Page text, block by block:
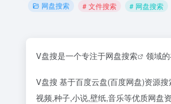
网盘搜索 # 文件搜索 # 网盘搜索
V盘搜是一个专注于网盘搜索 领域的
V盘搜 基于百度云盘(百度网盘)资源搜
视频,种子,小说,壁纸,音乐等优质网盘